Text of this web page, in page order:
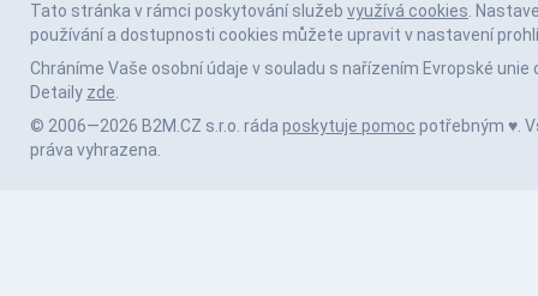
Tato stránka v rámci poskytování služeb využívá cookies.
používání a dostupnosti cookies můžete upravit v nastavení
Chráníme Vaše osobní údaje v souladu s nařízením Evropské unie
Detaily zde.
© 2006—2026 B2M.CZ s.r.o. ráda poskytuje pomoc potřebným ♥️.
práva vyhrazena.